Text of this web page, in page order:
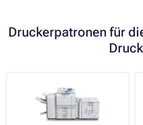
Druckerpatronen für